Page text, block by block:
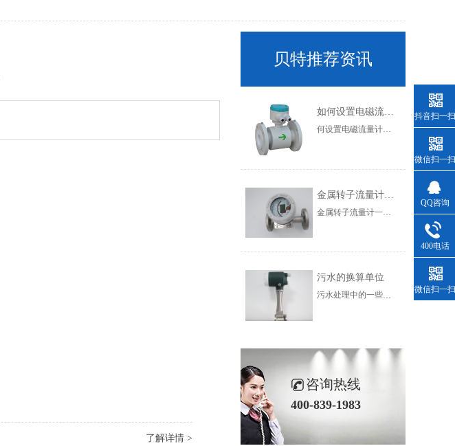
了解详情 >
贝特推荐资讯
如何设置电磁流量计的参数？
何设置电磁流量计的参数？通常需要设置电磁流量计的参数，但很多人不知道如何设置电磁流量计的参数。现在让我们简要介绍一下如何设置电磁流量计的参数。一般参数设置在一定范围内，不同厂家有一定差异，以产品说明书为准，电磁流量计传感器实时测量流体电阻值。管道是否处于全管状态，因此空管测量值为连续值。虽然不同的流体有不同的电阻值来确定流量计管道是否处于全管状态，但它是空管测量值的连续值。虽然不同的流体有不同的电阻值，但只要流体处于满管状态，其电阻值就是稳定的
污水的换算单位
污水处理中的一些计算并不是非常复杂和相对简单，但是烦人的是单位的转换和十六进制的变化。在介绍水处理计算之前，我们首先对污水处理中的单元进行介绍。在未来的计算中，需要对使用单位进行大量的转换，因此非常有必要彻底了解水处理中的单位
咨询热线
400-839-1983
抖音扫一扫
微信扫一扫
QQ咨询
400电话
微信扫一扫